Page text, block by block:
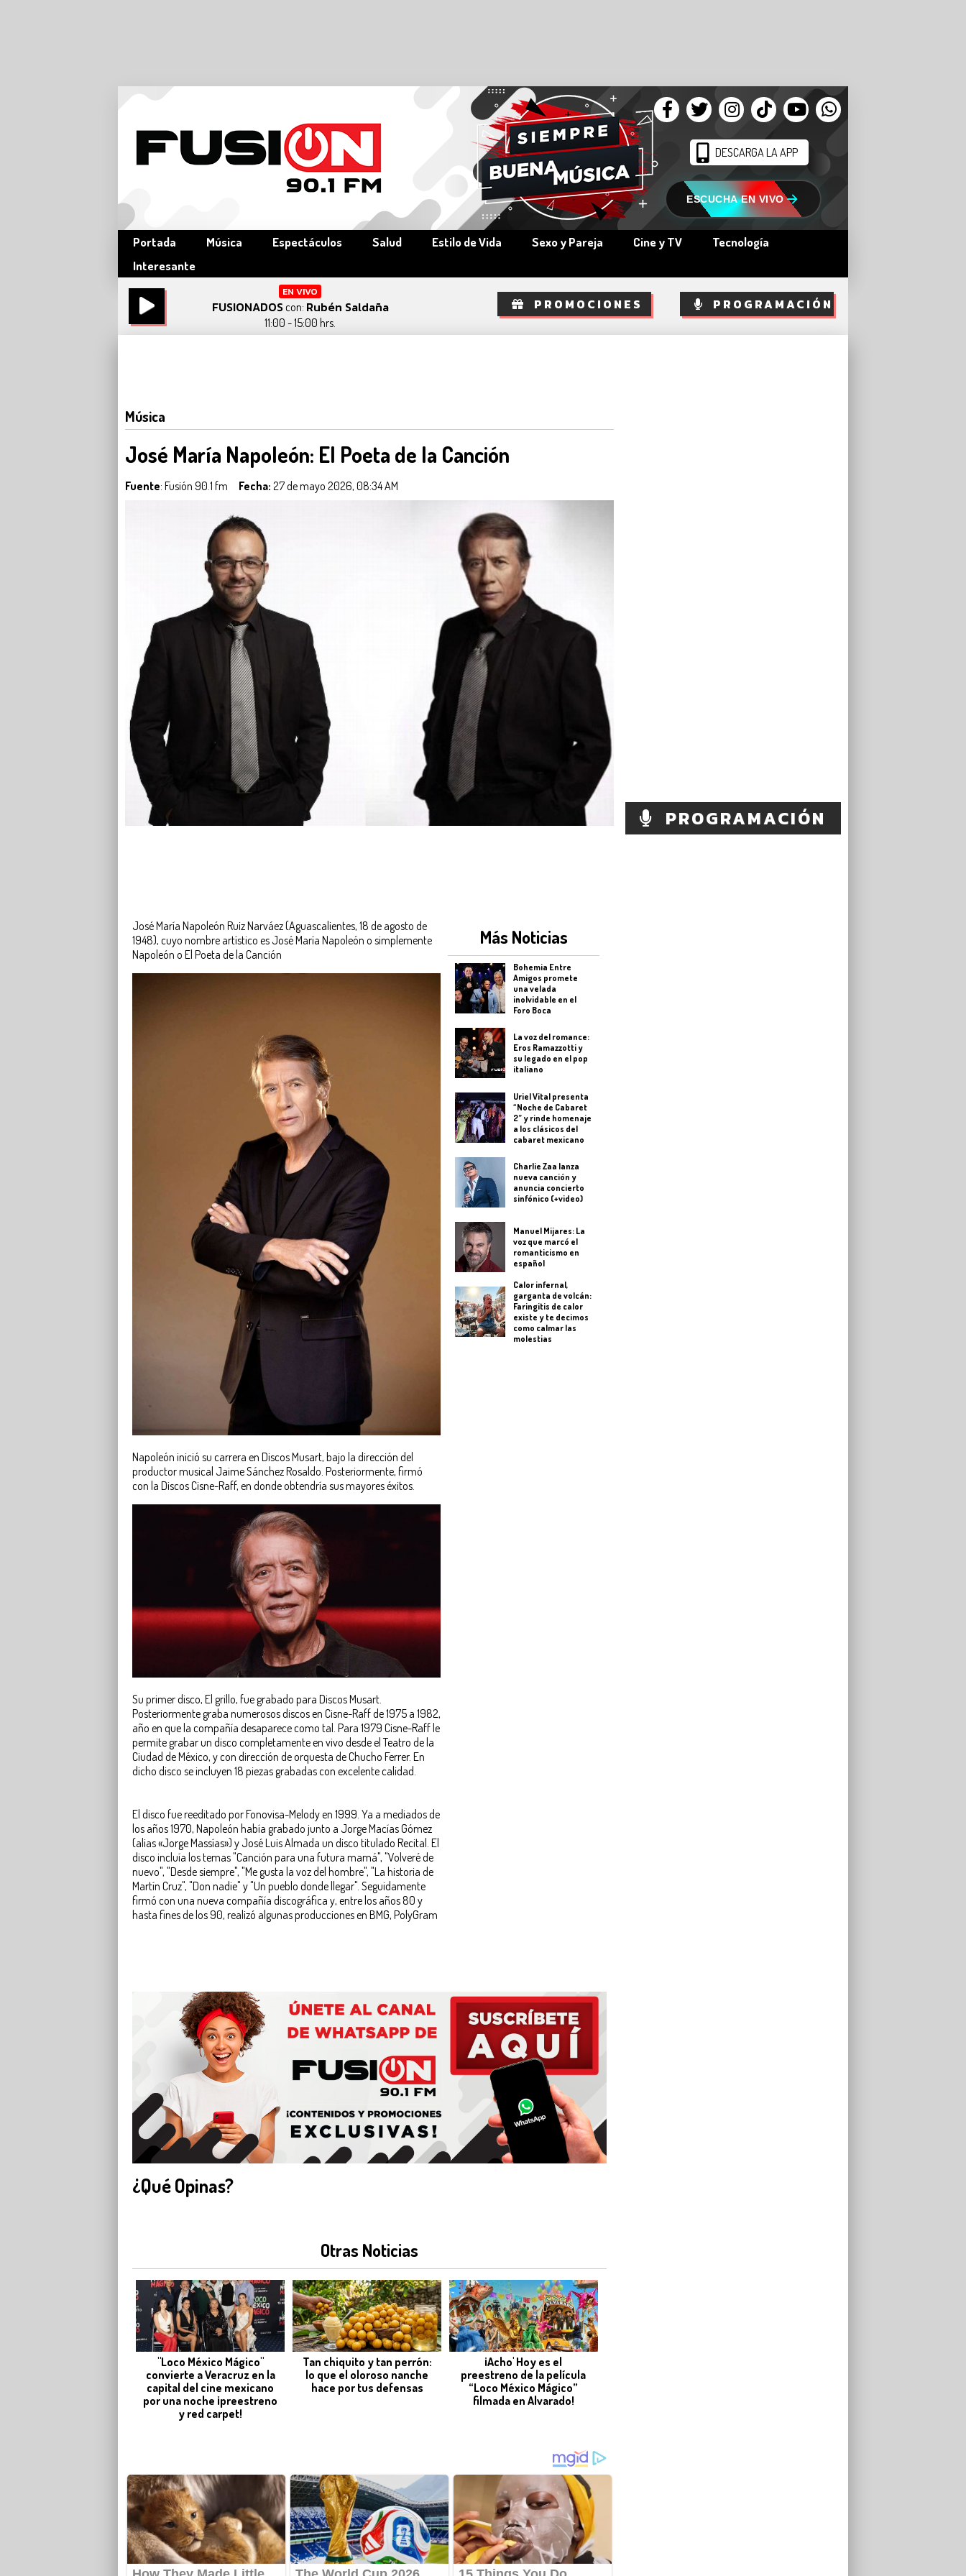
DESCARGA LA APP
ESCUCHA EN VIVO
Portada Música Espectáculos Salud Estilo de Vida Sexo y Pareja Cine y TV
Tecnología
Interesante
EN VIVO
FUSIONADOScon: Rubén Saldaña
11:00 - 15:00 hrs.
PROMOCIONES PROGRAMACIÓN
PROGRAMACIÓN
Música
José María Napoleón: El Poeta de la Canción
Fuente: Fusión 90.1 fm Fecha: 27 de mayo 2026, 08:34 AM
José María Napoleón Ruiz Narváez (Aguascalientes, 18 de agosto de
1948), cuyo nombre artístico es José María Napoleón o simplemente
Napoleón o El Poeta de la Canción
Napoleón inició su carrera en Discos Musart, bajo la dirección del
productor musical Jaime Sánchez Rosaldo. Posteriormente, firmó
con la Discos Cisne-Raff, en donde obtendría sus mayores éxitos.
Su primer disco, El grillo, fue grabado para Discos Musart.
Posteriormente graba numerosos discos en Cisne-Raff de 1975 a 1982,
año en que la compañía desaparece como tal. Para 1979 Cisne-Raff le
permite grabar un disco completamente en vivo desde el Teatro de la
Ciudad de México, y con dirección de orquesta de Chucho Ferrer. En
dicho disco se incluyen 18 piezas grabadas con excelente calidad.
El disco fue reeditado por Fonovisa-Melody en 1999. Ya a mediados de
los años 1970, Napoleón había grabado junto a Jorge Macías Gómez
(alias «Jorge Massías») y José Luis Almada un disco titulado Recital. El
disco incluía los temas "Canción para una futura mamá", "Volveré de
nuevo", "Desde siempre", "Me gusta la voz del hombre", "La historia de
Martín Cruz", "Don nadie" y "Un pueblo donde llegar". Seguidamente
firmó con una nueva compañía discográfica y, entre los años 80 y
hasta fines de los 90, realizó algunas producciones en BMG, PolyGram
Más Noticias
Bohemia Entre
Amigos promete
una velada
inolvidable en el
Foro Boca
La voz del romance:
Eros Ramazzotti y
su legado en el pop
italiano
Uriel Vital presenta
“Noche de Cabaret
2” y rinde homenaje
a los clásicos del
cabaret mexicano
Charlie Zaa lanza
nueva canción y
anuncia concierto
sinfónico (+video)
Manuel Mijares: La
voz que marcó el
romanticismo en
español
Calor infernal,
garganta de volcán:
Faringitis de calor
existe y te decimos
como calmar las
molestias
¿Qué Opinas?
Otras Noticias
"Loco México Mágico"
convierte a Veracruz en la
capital del cine mexicano
por una noche ¡preestreno
y red carpet!
Tan chiquito y tan perrón:
lo que el oloroso nanche
hace por tus defensas
¡Acho' Hoy es el
preestreno de la película
“Loco México Mágico”
filmada en Alvarado!